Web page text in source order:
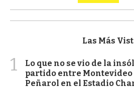
Las Más
1
Lo que no se vio de la
partido entre Montevideo
Peñarol en el Estadio